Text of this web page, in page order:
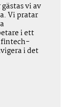
vi av
Vi pratar
i ett
fintech-
i det